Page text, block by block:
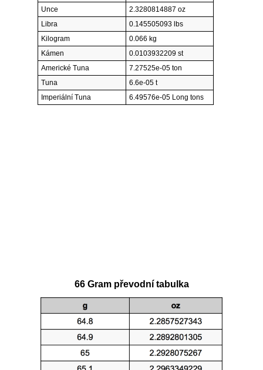
Unce
2.3280814887 oz
Libra
0.145505093 lbs
Kilogram
0.066 kg
Kámen
0.0103932209 st
Americké Tuna
7.27525e-05 ton
Tuna
6.6e-05 t
Imperiální Tuna
6.49576e-05 Long tons
66 Gram převodní tabulka